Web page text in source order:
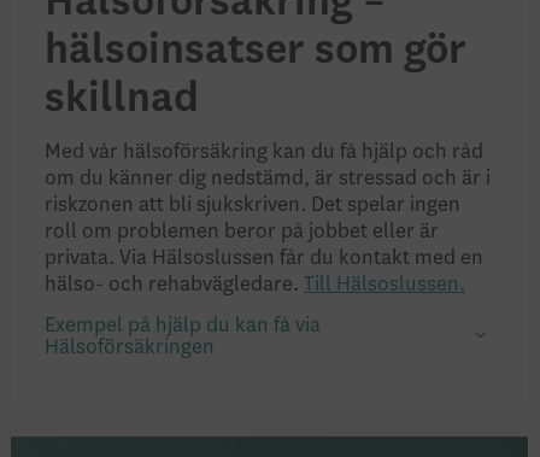
hälsoinsatser som gör
skillnad
Med vår hälsoförsäkring kan du få hjälp och råd
om du känner dig nedstämd, är stressad och är i
riskzonen att bli sjukskriven. Det spelar ingen
roll om problemen beror på jobbet eller är
privata. Via Hälsoslussen får du kontakt med en
hälso- och rehabvägledare.
Till Hälsoslussen.
Exempel på hjälp du kan få via
Hälsoförsäkringen